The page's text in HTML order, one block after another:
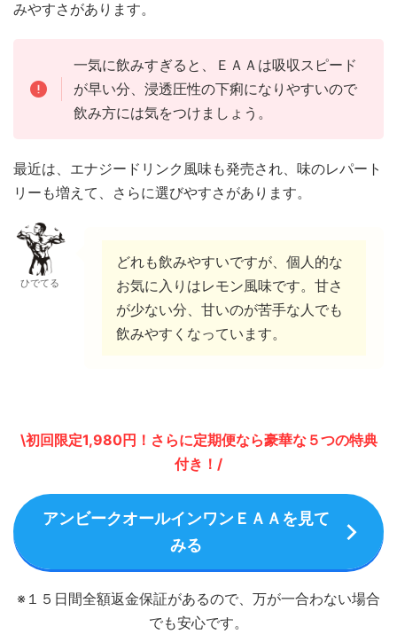
みやすさがあります。
一気に飲みすぎると、ＥＡＡは吸収スピード
が早い分、浸透圧性の下痢になりやすいので
飲み方には気をつけましょう。
最近は、エナジードリンク風味も発売され、味のレパート
リーも増えて、さらに選びやすさがあります。
ひでてる
どれも飲みやすいですが、個人的な
お気に入りはレモン風味です。甘さ
が少ない分、甘いのが苦手な人でも
飲みやすくなっています。
\初回限定1,980円！さらに定期便なら豪華な５つの特典
付き！/
アンビークオールインワンＥＡＡを見て
みる
※１５日間全額返金保証があるので、万が一合わない場合
でも安心です。